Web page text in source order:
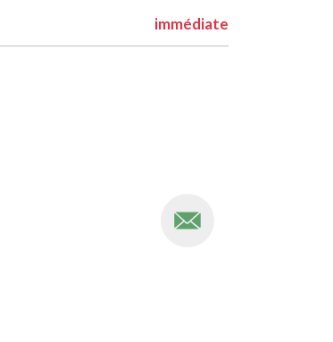
immédiate